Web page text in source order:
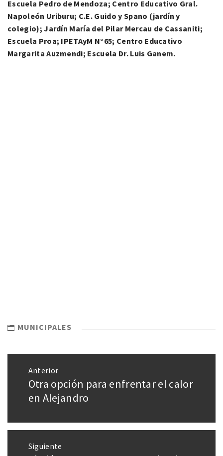
Escuela Pedro de Mendoza; Centro Educativo Gral.
Napoleón Uriburu; C.E. Guido y Spano (jardín y
colegio); Jardín María del Pilar Mercau de Cassaniti;
Escuela Proa; IPETAyM N°65; Centro Educativo
Margarita Auzmendi; Escuela Dr. Luis Ganem.
MUNICIPALES
Anterior
Otra opción para enfrentar el calor
en Alejandro
Siguiente